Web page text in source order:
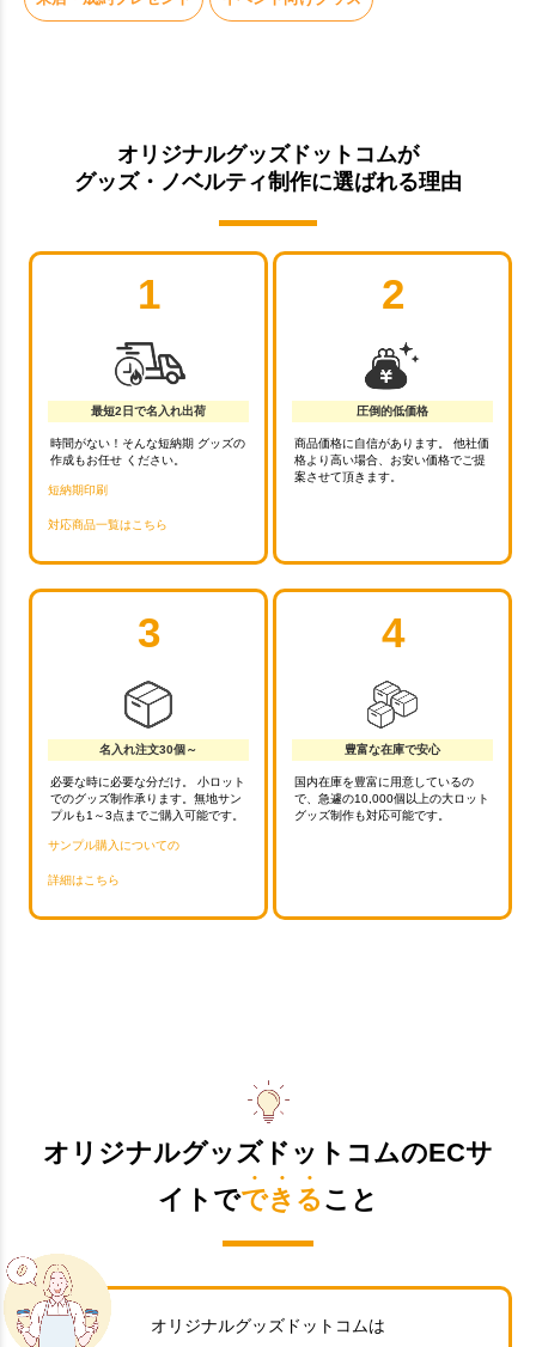
オリジナルグッズドットコムが
グッズ・ノベルティ制作に選ばれる理由
1
最短2日で名入れ出荷
時間がない！そんな短納期 グッズの
作成もお任せ ください。
短納期印刷
対応商品一覧はこちら
2
圧倒的低価格
商品価格に自信があります。 他社価
格より高い場合、お安い価格でご提
案させて頂きます。
3
名入れ注文30個～
必要な時に必要な分だけ。 小ロット
でのグッズ制作承ります。無地サン
プルも1～3点までご購入可能です。
サンプル購入についての
詳細はこちら
4
豊富な在庫で安心
国内在庫を豊富に用意しているの
で、急遽の10,000個以上の大ロット
グッズ制作も対応可能です。
オリジナルグッズドットコムのECサ
イトでできる こと
オリジナルグッズドットコムは